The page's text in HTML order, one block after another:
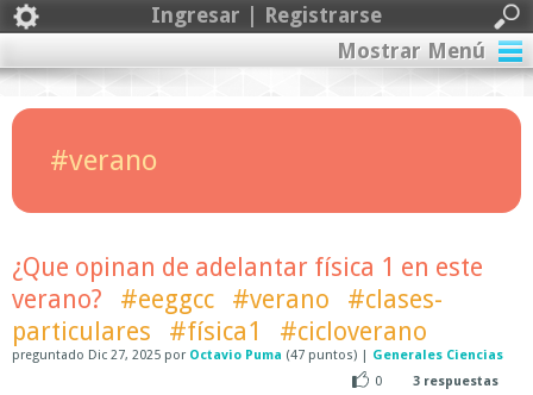
Ingresar | Registrarse
Mostrar Menú
#verano
¿Que opinan de adelantar física 1 en este
verano?
#eeggcc #verano
#clases-
particulares
#física1 #cicloverano
preguntado Dic 27, 2025 por Octavio Puma (47 puntos) | Generales Ciencias
0
3 respuestas